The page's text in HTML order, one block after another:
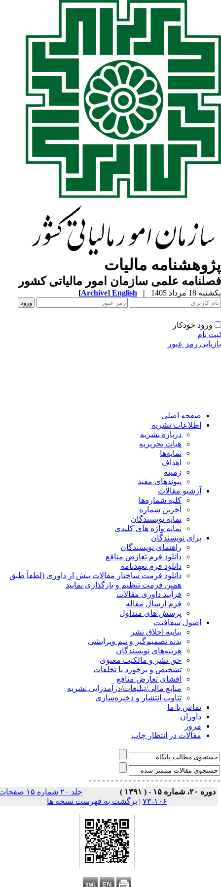
مالیات
علمی سازمان امور مالیاتی کشور
18 مرداد 1405 |
English
[Archive]
ورود خودکار
نام
رمز عبور
صفحه اصلی
اطلاعات نشریه
درباره نشریه
هیات تحریریه
نمایه‌ها
اهداف
زمینه
پیوندهای مفید
آرشیو مقالات
کلیه شماره‌ها
آخرین شماره
نمایه نویسندگان
نمایه واژه های کلیدی
برای نویسندگان
راهنمای نویسندگان
دانلود فرم تعارض منافع
دانلود فرم تعهدنامه
دانلود فرمت ساختار مقالات پیش از داوری (لطفاً طبق
همین فرمت تنظیم و بارگذاری نمایید
فرآیند داوری مقالات
فرم ارسال مقاله
پرسش های متداول
اصول شفافیت
بیانیه اخلاق نشر
بدنه تصمیم‌گیر و تیم ویرایشی
هزینه‌های نویسندگان
حق نشر و مالکیت معنوی
تشخیص و برخورد با تخلفات
افشای تعارض منافع
منابع مالی/تبلیغات/درآمدزایی نشریه
تناوب انتشار و ذخیره‌سازی
تماس با ما
داوران
مرور
مقالات در انتظار چاپ
- - - - - - - - - - - - -
- - - - - - - - - - - - - - -
دوره ۲۰، شماره ۱۵ - ( ۱۳۹۱ )
جلد ۲۰ شماره ۱۵ صفحات
۱۰۶-۷۳
|برگشت به فهرست نسخه ها